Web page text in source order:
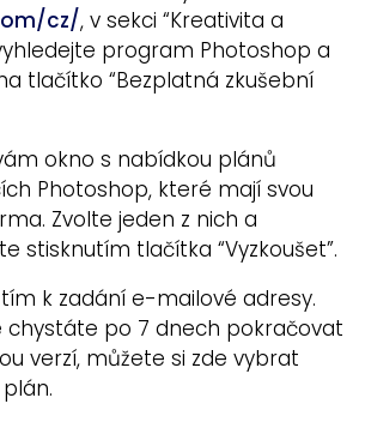
cz/, v sekci “Kreativita a
program Photoshop a
tlačítko “Bezplatná zkušební
okno s nabídkou plánů
Photoshop, které mají svou
Zvolte jeden z nich a
stisknutím tlačítka “Vyzkoušet”.
k zadání e-mailové adresy.
chystáte po 7 dnech pokračovat
verzí, můžete si zde vybrat